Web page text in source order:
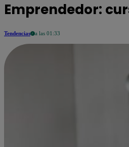
Emprendedor:
Tendencias a las 01:33